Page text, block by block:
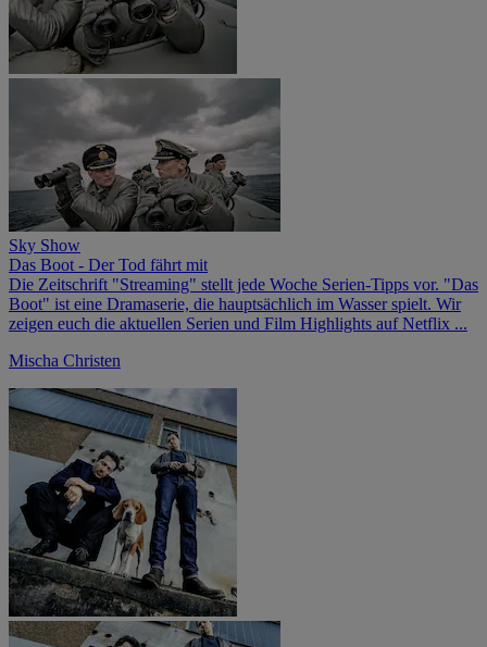
Sky Show
Das Boot - Der Tod fährt mit
Die Zeitschrift "Streaming" stellt jede Woche Serien-Tipps vor. "Das
Boot" ist eine Dramaserie, die hauptsächlich im Wasser spielt. Wir
zeigen euch die aktuellen Serien und Film Highlights auf Netflix ...
Mischa Christen